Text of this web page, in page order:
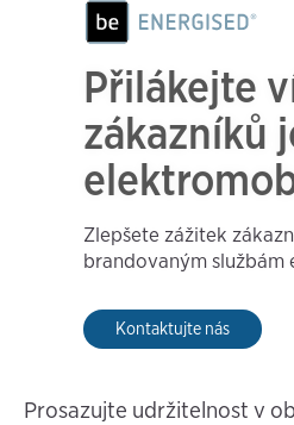
Přilákejte
zákazníků
Zlepšete zážitek
brandovaným
Kontaktujte nás
Prosazujte udržitelnost v